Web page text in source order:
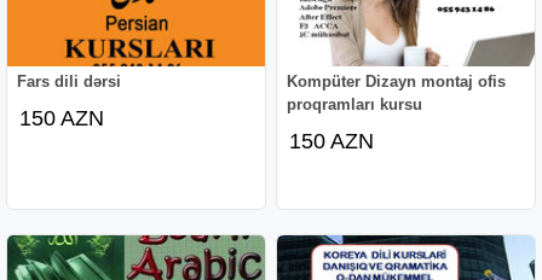
Fars dili dərsi
150 AZN
Kompüter Dizayn montaj ofis
proqramları kursu
150 AZN